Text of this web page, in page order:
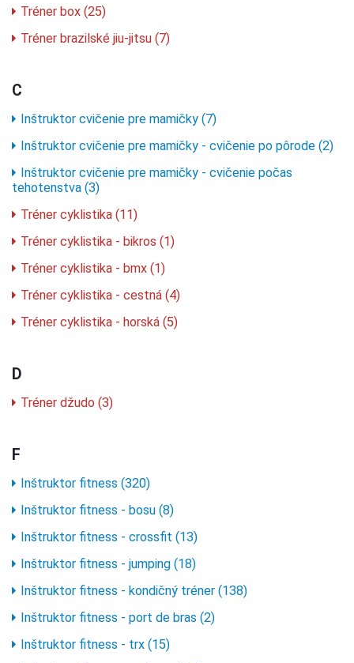
Tréner box (25)
Tréner brazilské jiu-jitsu (7)
C
Inštruktor cvičenie pre mamičky (7)
Inštruktor cvičenie pre mamičky - cvičenie po pôrode (2)
Inštruktor cvičenie pre mamičky - cvičenie počas
tehotenstva (3)
Tréner cyklistika (11)
Tréner cyklistika - bikros (1)
Tréner cyklistika - bmx (1)
Tréner cyklistika - cestná (4)
Tréner cyklistika - horská (5)
D
Tréner džudo (3)
F
Inštruktor fitness (320)
Inštruktor fitness - bosu (8)
Inštruktor fitness - crossfit (13)
Inštruktor fitness - jumping (18)
Inštruktor fitness - kondičný tréner (138)
Inštruktor fitness - port de bras (2)
Inštruktor fitness - trx (15)